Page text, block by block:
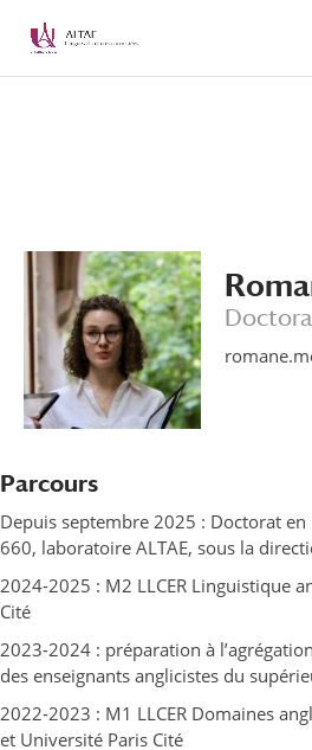
Parcours
Depuis septembre 2025 : Doctorat en
660, laboratoire ALTAE, sous la
2024-2025 : M2 LLCER Linguistique
Cité
2023-2024 : préparation à
des enseignants anglicistes du
2022-2023 : M1 LLCER Domaines
et Université Paris Cité